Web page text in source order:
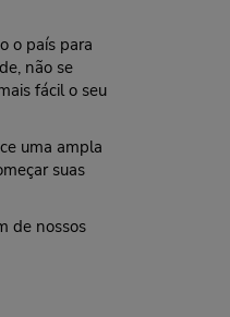
o país para
não se
fácil o seu
uma ampla
suas
de nossos